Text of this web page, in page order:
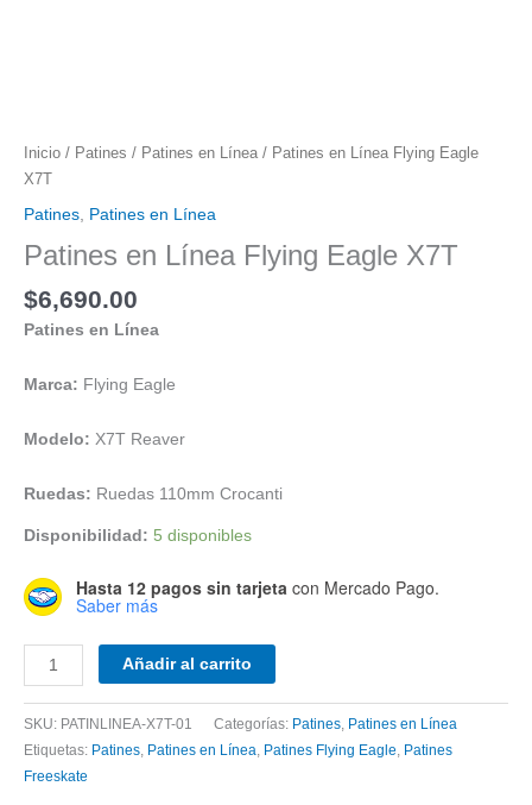
Inicio / Patines / Patines en Línea / Patines en Línea Flying Eagle
X7T
Patines, Patines en Línea
Patines en Línea Flying Eagle X7T
$6,690.00
Patines en Línea
Marca: Flying Eagle
Modelo: X7T Reaver
Ruedas: Ruedas 110mm Crocanti
Disponibilidad: 5 disponibles
Hasta 12 pagos sin tarjeta con Mercado Pago.
Saber más
Patines
en
Línea
Flying
Eagle
X7T
Añadir al carrito
SKU: PATINLINEA-X7T-01 Categorías: Patines, Patines en Línea
Etiquetas: Patines, Patines en Línea, Patines Flying Eagle, Patines
Freeskate